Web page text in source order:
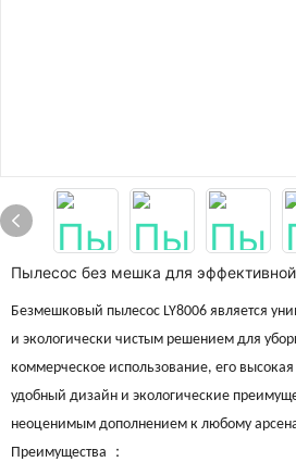
Пылесос без мешка для
Безмешковый пылесос LY8006 является
и экологически чистым решением для
коммерческое использование, его
удобный дизайн и экологические
неоценимым дополнением к любому
Преимущества
：